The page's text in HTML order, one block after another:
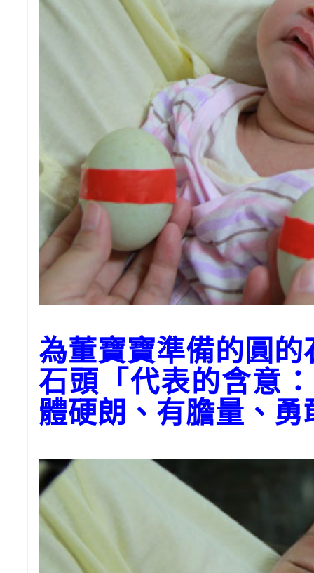
為董寶寶準備的圓的
石頭「代表的含意
體硬朗、有膽量、勇